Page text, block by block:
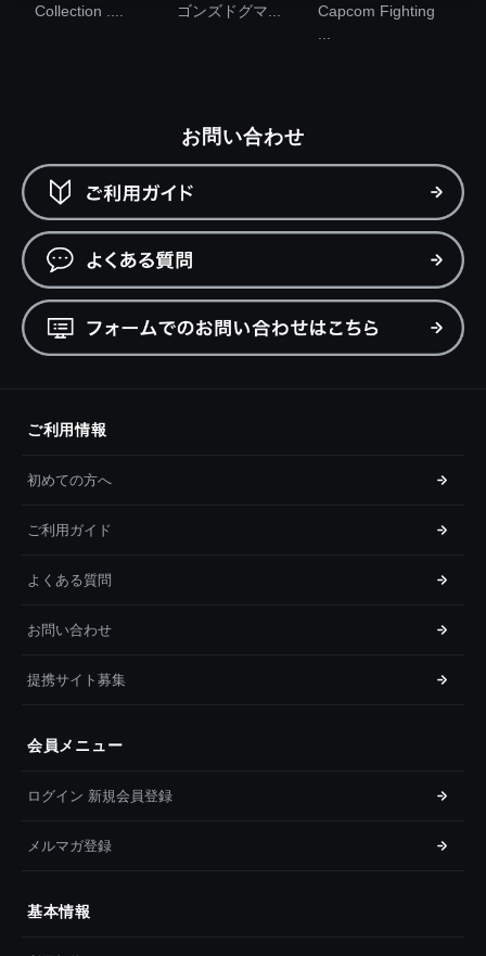
Collection ....
ゴンズドグマ...
Capcom Fighting
お問い合わせ
ご利用情報
初めての方へ
ご利用ガイド
よくある質問
お問い合わせ
提携サイト募集
会員メニュー
ログイン 新規会員登録
メルマガ登録
基本情報